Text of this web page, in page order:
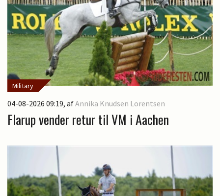
Military
04-08-2026 09:19, afAnnika Knudsen Lorentsen
Flarup vender retur til VM i Aachen